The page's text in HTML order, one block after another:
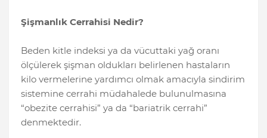
Şişmanlık Cerrahisi Nedir?
Beden kitle indeksi ya da vücuttaki yağ oranı
ölçülerek şişman oldukları belirlenen hastaların
kilo vermelerine yardımcı olmak amacıyla sindirim
sistemine cerrahi müdahalede bulunulmasına
“obezite cerrahisi” ya da “bariatrik cerrahi”
denmektedir.